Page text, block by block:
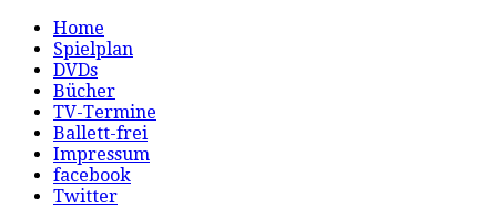
Home
Spielplan
DVDs
Bücher
TV-Termine
Ballett-frei
Impressum
facebook
Twitter